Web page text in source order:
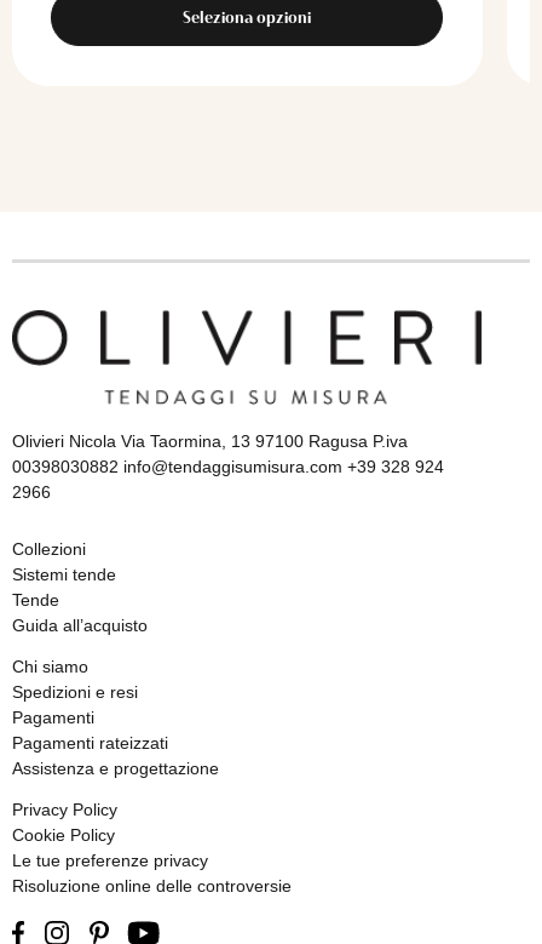
Seleziona opzioni
Olivieri Nicola Via Taormina, 13 97100 Ragusa P.iva
00398030882 info@tendaggisumisura.com +39 328 924
2966
Collezioni
Sistemi tende
Tende
Guida all’acquisto
Chi siamo
Spedizioni e resi
Pagamenti
Pagamenti rateizzati
Assistenza e progettazione
Privacy Policy
Cookie Policy
Le tue preferenze privacy
Risoluzione online delle controversie